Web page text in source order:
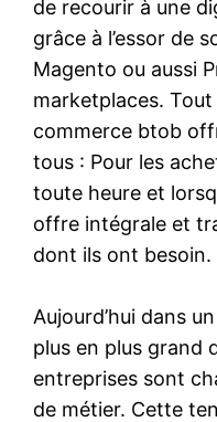
de recourir à une
grâce à l’essor de
Magento ou aussi
marketplaces.
commerce btob
tous : Pour les
toute heure et
offre intégrale et
dont ils ont besoin.
Aujourd’hui dans
plus en plus grand
entreprises sont
de métier. Cette